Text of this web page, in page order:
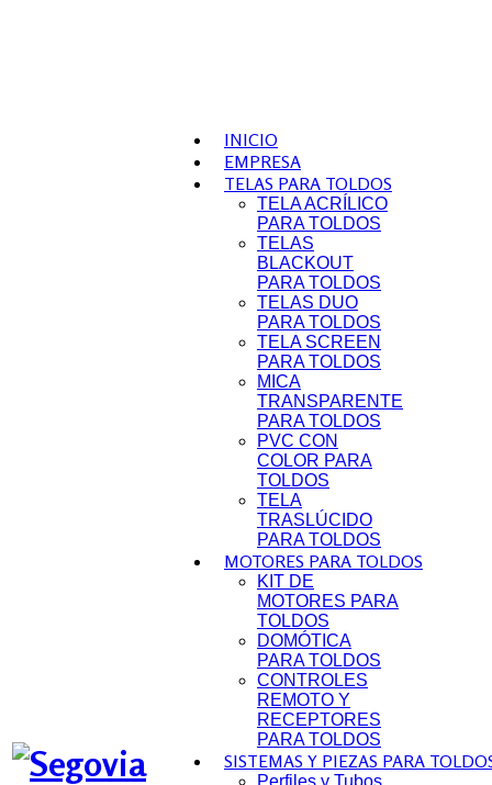
INICIO
EMPRESA
TELAS PARA TOLDOS
TELA ACRÍLICO
PARA TOLDOS
TELAS
BLACKOUT
PARA TOLDOS
TELAS DUO
PARA TOLDOS
TELA SCREEN
PARA TOLDOS
MICA
TRANSPARENTE
PARA TOLDOS
PVC CON
COLOR PARA
TOLDOS
TELA
TRASLÚCIDO
PARA TOLDOS
MOTORES PARA TOLDOS
KIT DE
MOTORES PARA
TOLDOS
DOMÓTICA
PARA TOLDOS
CONTROLES
REMOTO Y
RECEPTORES
PARA TOLDOS
SISTEMAS Y PIEZAS PARA
Perfiles y Tubos